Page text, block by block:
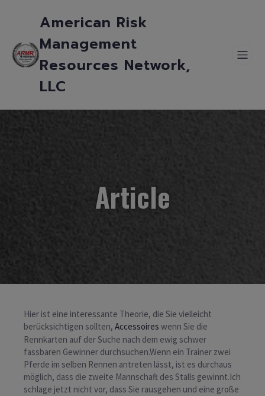
American Risk
Management
Resources Network,
LLC
Article
Hier ist eine interessante Theorie, die Sie vielleicht
berücksichtigen sollten, Accessoires wenn Sie die
Rennkarten auf der Suche nach dem ewig schwer
fassbaren Gewinner durchsuchen.Wenn ein Trainer zwei
Pferde im selben Rennen antreten lässt, ist es durchaus
möglich, dass die zweite Mannschaft des Stalls gewinnt.Ich
schlage jetzt nicht vor, dass Sie rausgehen und eine große